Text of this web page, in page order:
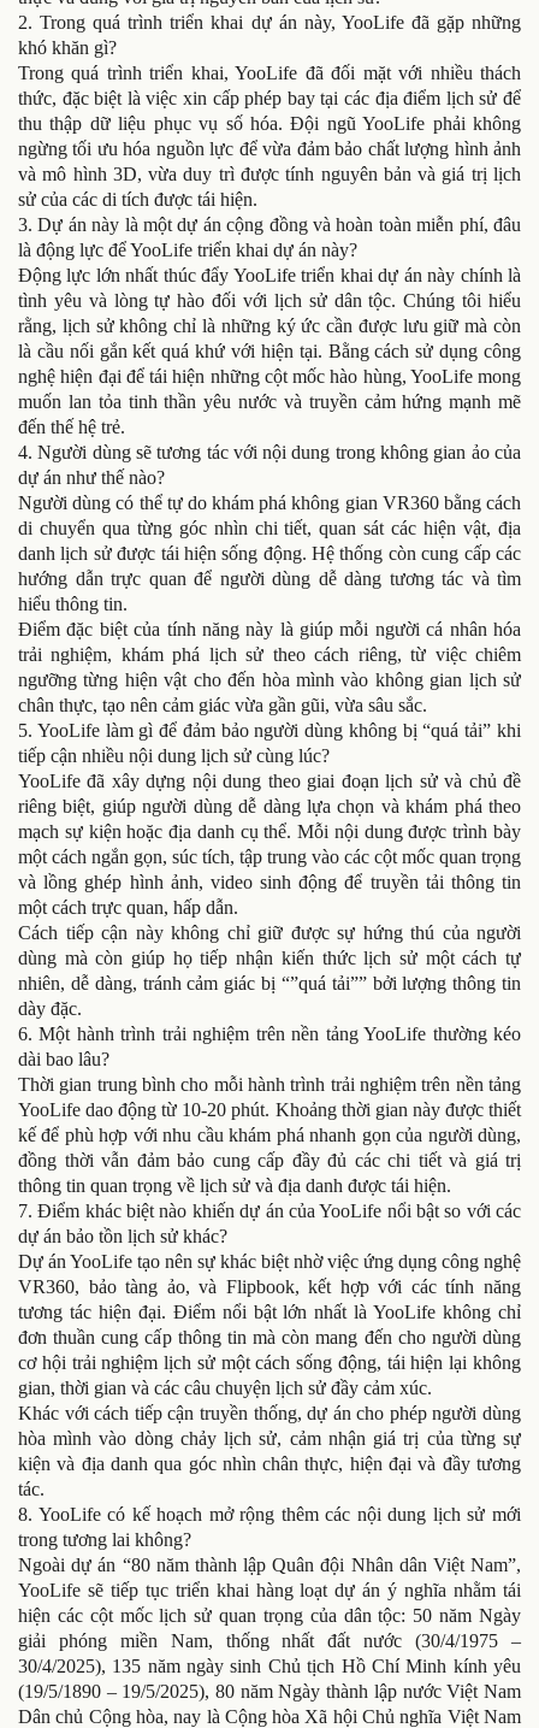
2. Trong quá trình triển khai dự án này, YooLife đã gặp những
khó khăn gì?
Trong quá trình triển khai, YooLife đã đối mặt với nhiều thách
thức, đặc biệt là việc xin cấp phép bay tại các địa điểm lịch sử để
thu thập dữ liệu phục vụ số hóa. Đội ngũ YooLife phải không
ngừng tối ưu hóa nguồn lực để vừa đảm bảo chất lượng hình ảnh
và mô hình 3D, vừa duy trì được tính nguyên bản và giá trị lịch
sử của các di tích được tái hiện.
3. Dự án này là một dự án cộng đồng và hoàn toàn miễn phí, đâu
là động lực để YooLife triển khai dự án này?
Động lực lớn nhất thúc đẩy YooLife triển khai dự án này chính là
tình yêu và lòng tự hào đối với lịch sử dân tộc. Chúng tôi hiểu
rằng, lịch sử không chỉ là những ký ức cần được lưu giữ mà còn
là cầu nối gắn kết quá khứ với hiện tại. Bằng cách sử dụng công
nghệ hiện đại để tái hiện những cột mốc hào hùng, YooLife mong
muốn lan tỏa tinh thần yêu nước và truyền cảm hứng mạnh mẽ
đến thế hệ trẻ.
4. Người dùng sẽ tương tác với nội dung trong không gian ảo của
dự án như thế nào?
Người dùng có thể tự do khám phá không gian VR360 bằng cách
di chuyển qua từng góc nhìn chi tiết, quan sát các hiện vật, địa
danh lịch sử được tái hiện sống động. Hệ thống còn cung cấp các
hướng dẫn trực quan để người dùng dễ dàng tương tác và tìm
hiểu thông tin.
Điểm đặc biệt của tính năng này là giúp mỗi người cá nhân hóa
trải nghiệm, khám phá lịch sử theo cách riêng, từ việc chiêm
ngưỡng từng hiện vật cho đến hòa mình vào không gian lịch sử
chân thực, tạo nên cảm giác vừa gần gũi, vừa sâu sắc.
5. YooLife làm gì để đảm bảo người dùng không bị “quá tải” khi
tiếp cận nhiều nội dung lịch sử cùng lúc?
YooLife đã xây dựng nội dung theo giai đoạn lịch sử và chủ đề
riêng biệt, giúp người dùng dễ dàng lựa chọn và khám phá theo
mạch sự kiện hoặc địa danh cụ thể. Mỗi nội dung được trình bày
một cách ngắn gọn, súc tích, tập trung vào các cột mốc quan trọng
và lồng ghép hình ảnh, video sinh động để truyền tải thông tin
một cách trực quan, hấp dẫn.
Cách tiếp cận này không chỉ giữ được sự hứng thú của người
dùng mà còn giúp họ tiếp nhận kiến thức lịch sử một cách tự
nhiên, dễ dàng, tránh cảm giác bị “”quá tải”” bởi lượng thông tin
dày đặc.
6. Một hành trình trải nghiệm trên nền tảng YooLife thường kéo
dài bao lâu?
Thời gian trung bình cho mỗi hành trình trải nghiệm trên nền tảng
YooLife dao động từ 10-20 phút. Khoảng thời gian này được thiết
kế để phù hợp với nhu cầu khám phá nhanh gọn của người dùng,
đồng thời vẫn đảm bảo cung cấp đầy đủ các chi tiết và giá trị
thông tin quan trọng về lịch sử và địa danh được tái hiện.
7. Điểm khác biệt nào khiến dự án của YooLife nổi bật so với các
dự án bảo tồn lịch sử khác?
Dự án YooLife tạo nên sự khác biệt nhờ việc ứng dụng công nghệ
VR360, bảo tàng ảo, và Flipbook, kết hợp với các tính năng
tương tác hiện đại. Điểm nổi bật lớn nhất là YooLife không chỉ
đơn thuần cung cấp thông tin mà còn mang đến cho người dùng
cơ hội trải nghiệm lịch sử một cách sống động, tái hiện lại không
gian, thời gian và các câu chuyện lịch sử đầy cảm xúc.
Khác với cách tiếp cận truyền thống, dự án cho phép người dùng
hòa mình vào dòng chảy lịch sử, cảm nhận giá trị của từng sự
kiện và địa danh qua góc nhìn chân thực, hiện đại và đầy tương
tác.
8. YooLife có kế hoạch mở rộng thêm các nội dung lịch sử mới
trong tương lai không?
Ngoài dự án “80 năm thành lập Quân đội Nhân dân Việt Nam”,
YooLife sẽ tiếp tục triển khai hàng loạt dự án ý nghĩa nhằm tái
hiện các cột mốc lịch sử quan trọng của dân tộc: 50 năm Ngày
giải phóng miền Nam, thống nhất đất nước (30/4/1975 –
30/4/2025), 135 năm ngày sinh Chủ tịch Hồ Chí Minh kính yêu
(19/5/1890 – 19/5/2025), 80 năm Ngày thành lập nước Việt Nam
Dân chủ Cộng hòa, nay là Cộng hòa Xã hội Chủ nghĩa Việt Nam